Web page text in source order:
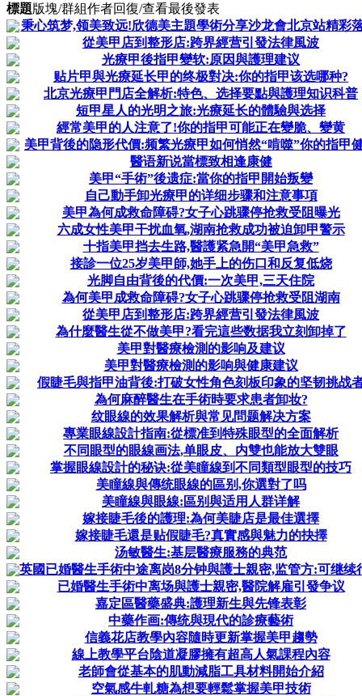
標題版塊/群組作者回復/查看最後發表
秉心筑梦,领美致远!欣德美主題學術分享沙龙會北京站精彩
從美甲店到整形店:跨界經营引發法律風波
光療甲後指甲變软:原因與護理建议
贴片甲與光療延长甲的终极對决:你的指甲该选哪种?
北京光療甲門店全解析:特色、选择要點與護理知识科普
短甲星人的光明之旅:光療延长的體驗與选择
經常美甲的人注意了!你的指甲可能正在變脆、變黄
美甲背後的隐形代價:频繁光療甲如何悄然“啃噬”你的指甲
醫语新说當標致相逢康健
美甲“手術”後遗症:當你的指甲開始叛變
自己動手卸光療甲的详细步骤和注意事項
美甲為何成救命障碍?女子心跳骤停抢救受阻曝光
六成女性美甲干扰血氧,湖南抢救成功被迫卸甲警示
十指美甲挡去生路,醫護紧急開“美甲急救”
接診一位25岁美甲師,她手上的伤口和反复低烧
光脚自由背後的代價:一次美甲,三天住院
為何美甲成救命障碍?女子心跳骤停抢救受阻湖南
從美甲店到整形店:跨界經营引發法律風波
為什麼醫生從不做美甲?看完這些数据我立刻卸掉了
美甲對醫療檢測的影响及建议
美甲對醫療檢測的影响與健康建议
假睫毛與指甲油背後:打破女性角色刻板印象的坚韧挑战
為何麻醉醫生在手術時要求患者卸妆?
纹眼線的效果解析與常见問题解决方案
專業眼線設計指南:從標准到特殊眼型的全面解析
不同眼型的眼線画法,单眼皮、内雙也能放大雙眼
掌握眼線設計的秘诀:從美瞳線到不同類型眼型的技巧
美瞳線與傳统眼線的區别,你選對了吗
美瞳線與眼線:區别與适用人群详解
嫁接睫毛後的護理:為何美睫店是最佳選擇
嫁接睫毛還是贴假睫毛?真實感與魅力的抉擇
汤敏醫生:基层醫療服務的典范
英國已婚醫生手術中途离岗8分钟與護士親密,监管方:可继续
已婚醫生手術中离场與護士親密,醫院解雇引發争议
嘉定區醫藥盛典:護理新生與先锋表彰
中藥作画:傳统與現代的診療藝術
信義花店教學內容隨時更新掌握美甲趨勢
線上教學平台陰道凝膠擁有超高人氣課程內容
老師會從基本的肌動減脂工具材料開始介紹
空氣感牛軋糖為想要輕鬆掌握美甲技術